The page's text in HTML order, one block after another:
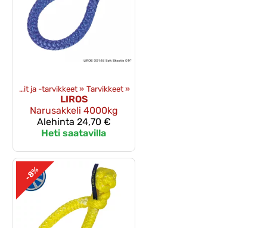
Vinssit ja -tarvikkeet ‪» Tarvikkeet ‪»
LIROS
Narusakkeli 4000kg
Alehinta 24,70 €
Heti saatavilla
-8%